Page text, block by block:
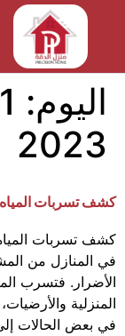
اليوم:
2023
كشف تسربات المياه
كشف تسربات المياه
في المنازل من
الأضرار. فتسرب
المنزلية
في بعض الحالات